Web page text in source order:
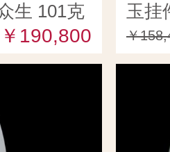
生 101克
￥190,800
玉挂
￥